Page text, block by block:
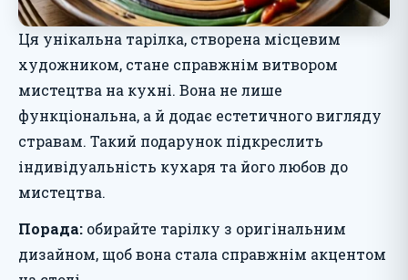
Ця унікальна тарілка, створена місцевим
художником, стане справжнім витвором
мистецтва на кухні. Вона не лише
функціональна, а й додає естетичного вигляду
стравам. Такий подарунок підкреслить
індивідуальність кухаря та його любов до
мистецтва.
Порада: обирайте тарілку з оригінальним
дизайном, щоб вона стала справжнім акцентом